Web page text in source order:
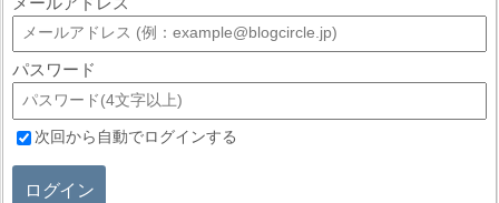
パスワード
次回から自動でログインする
ログイン